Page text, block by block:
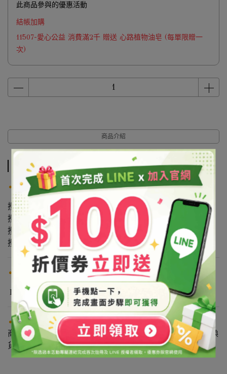
此商品參與的優惠活動
結帳加購
11507-愛心公益 消費滿2千 贈送 心路植物油皂 (每單限贈一
次)
商品介紹
商品介紹
產品說明
攪拌器(18吋) 尺寸：48.5cm×10.5cm
攪拌器(14吋) 尺寸：39cm×9cm
攪拌器(12吋) 尺寸：34cm×8.5cm
攪拌器(9.5吋) 尺寸：24cm×4.5cm
使用方法
DIY製作時可作攪拌使用
注意事項
商品基於保障消費者個人衛生問題，如已拆箱恕無提供退換
貨服務，敬請見諒。